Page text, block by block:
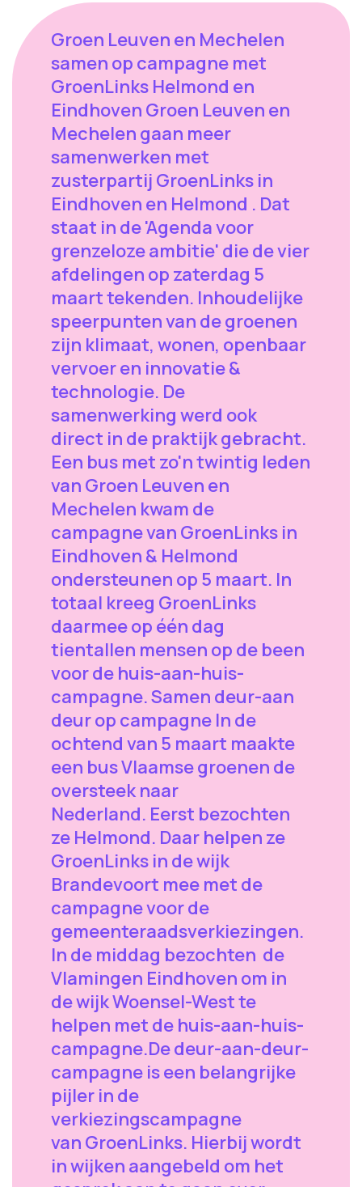
Groen Leuven en Mechelen
samen op campagne met
GroenLinks Helmond en
Eindhoven Groen Leuven en
Mechelen gaan meer
samenwerken met
zusterpartij GroenLinks in
Eindhoven en Helmond . Dat
staat in de 'Agenda voor
grenzeloze ambitie' die de vier
afdelingen op zaterdag 5
maart tekenden. Inhoudelijke
speerpunten van de groenen
zijn klimaat, wonen, openbaar
vervoer en innovatie &
technologie. De
samenwerking werd ook
direct in de praktijk gebracht.
Een bus met zo'n twintig leden
van Groen Leuven en
Mechelen kwam de
campagne van GroenLinks in
Eindhoven & Helmond
ondersteunen op 5 maart. In
totaal kreeg GroenLinks
daarmee op één dag
tientallen mensen op de been
voor de huis-aan-huis-
campagne. Samen deur-aan
deur op campagne In de
ochtend van 5 maart maakte
een bus Vlaamse groenen de
oversteek naar
Nederland. Eerst bezochten
ze Helmond. Daar helpen ze
GroenLinks in de wijk
Brandevoort mee met de
campagne voor de
gemeenteraadsverkiezingen.
In de middag bezochten de
Vlamingen Eindhoven om in
de wijk Woensel-West te
helpen met de huis-aan-huis-
campagne.De deur-aan-deur-
campagne is een belangrijke
pijler in de
verkiezingscampagne
van GroenLinks. Hierbij wordt
in wijken aangebeld om het